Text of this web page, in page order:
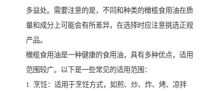
多益处。需要注意的是，不同和种类的橄榄食用油在质
量和成分上可能会有所差异，在选择时应注意挑选正规
产品。
橄榄食用油是一种健康的食用油，具有多种优点，适用
范围较广。以下是一些常见的适用范围：
1. 烹饪：适用于烹饪方式，如煎、炒、炸、烤、凉拌